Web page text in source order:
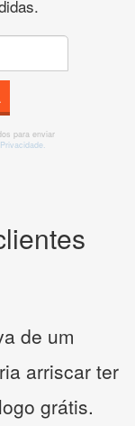
para enviar
de um
arriscar ter
grátis.